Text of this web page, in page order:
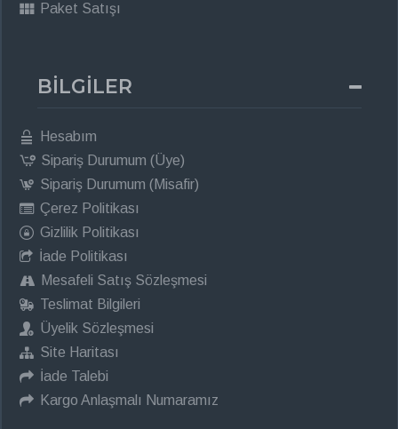
Paket Satışı
BİLGİLER
Hesabım
Sipariş Durumum (Üye)
Sipariş Durumum (Misafir)
Çerez Politikası
Gizlilik Politikası
İade Politikası
Mesafeli Satış Sözleşmesi
Teslimat Bilgileri
Üyelik Sözleşmesi
Site Haritası
İade Talebi
Kargo Anlaşmalı Numaramız